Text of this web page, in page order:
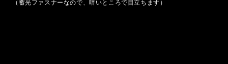
（蓄光ファスナーなので、暗いところで目立ちます）